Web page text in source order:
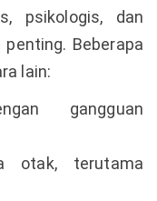
psikologis, dan
penting. Beberapa
lain:
gangguan
otak, terutama